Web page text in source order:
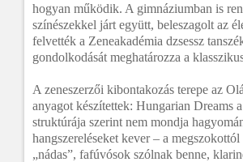
hogyan működik. A gimnáziumban is
színészekkel járt együtt, beleszagolt az
felvették a Zeneakadémia dzsessz
gondolkodását meghatározza a
A zeneszerzői kibontakozás terepe az
anyagot készítettek: Hungarian Dreams
struktúrája szerint nem mondja
hangszereléseket kever – a
„nádas”, fafúvósok szólnak benne,